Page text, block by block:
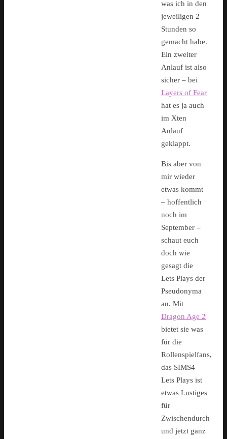
was ich in den
jeweiligen 2
Stunden so
gemacht habe.
Ein zweiter
Anlauf ist also
sicher – bei
Layers of Fear
hat es ja auch
im Xten
Anlauf
geklappt.
Bis aber von
mir wieder
etwas kommt
– hoffentlich
noch im
September –
schaut euch
doch wie
gesagt die
Lets Plays der
Pseudonyma
an. Mit
Dragon Age 2
bietet sie was
für die
Rollenspielfans,
das SIMS4
Lets Plays ist
etwas Lustiges
für
Zwischendurch
und jetzt ganz